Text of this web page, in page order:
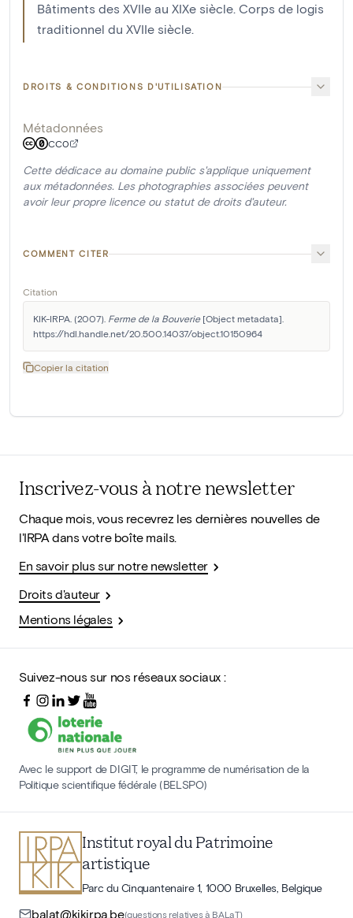
Bâtiments des XVIIe au XIXe siècle. Corps de logis
traditionnel du XVIIe siècle.
DROITS & CONDITIONS D'UTILISATION
Métadonnées
CC0
Cette dédicace au domaine public s'applique uniquement
aux métadonnées. Les photographies associées peuvent
avoir leur propre licence ou statut de droits d'auteur.
COMMENT CITER
Citation
KIK-IRPA. (2007). Ferme de la Bouverie [Object metadata].
https://hdl.handle.net/20.500.14037/object.10150964
Copier la citation
Inscrivez-vous à notre newsletter
Chaque mois, vous recevrez les dernières nouvelles de
l'IRPA dans votre boîte mails.
En savoir plus sur notre newsletter
Droits d'auteur
Mentions légales
Suivez-nous sur nos réseaux sociaux :
Avec le support de DIGIT, le programme de numérisation de la
Politique scientifique fédérale (BELSPO)
Institut royal du Patrimoine
artistique
Parc du Cinquantenaire 1, 1000 Bruxelles, Belgique
balat@kikirpa.be(questions relatives à BALaT)